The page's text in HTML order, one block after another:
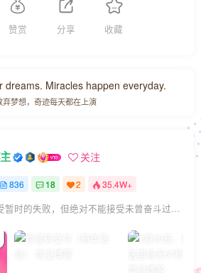
赞赏 分享 收藏
dreams. Miracles happen everyday.
弃梦想，奇迹每天都在上演
关注
836 18 2 35.4W+
可以接受暂时的失败，但绝对不能接受未曾奋斗过的自己